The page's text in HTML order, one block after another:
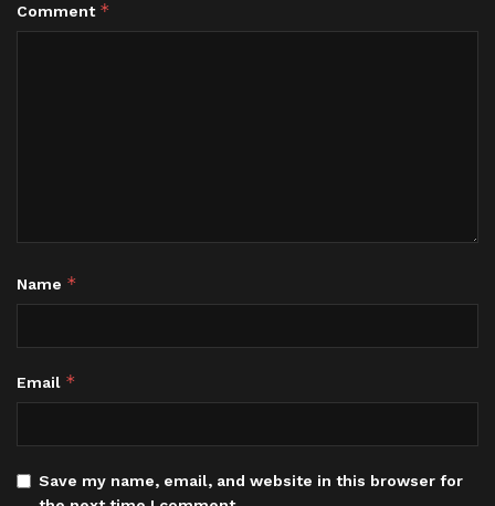
Comment *
Name *
Email *
Save my name, email, and website in this browser for